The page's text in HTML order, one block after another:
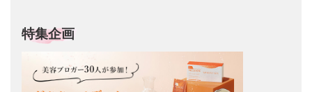
特集企画